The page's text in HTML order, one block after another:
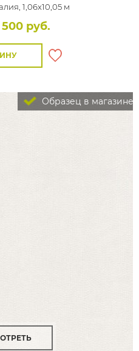
1,06x10,05 м
руб.
Образец в магазине